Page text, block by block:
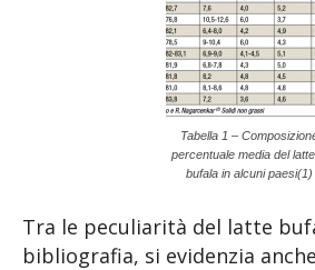
Tabella 1 –
percentuale media del
bufala in alcuni paesi(1)
Tra le peculiarità del latte
bibliografia, si evidenzia